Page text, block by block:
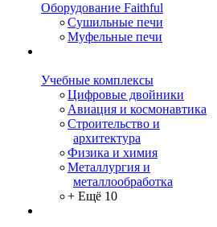
Оборудование Faithful
Сушильные печи
Муфельные печи
Учебные комплексы
Цифровые двойники
Авиация и космонавтика
Строительство и
архитектура
Физика и химия
Металлургия и
металлообработка
+ Ещё 10